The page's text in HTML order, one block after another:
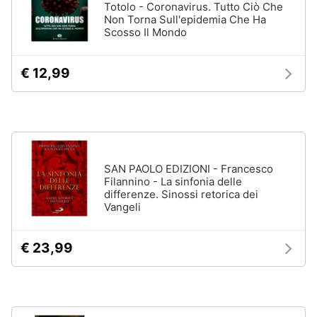
Assistenza
clienti
Totolo - Coronavirus. Tutto Ciò Che
Non Torna Sull'epidemia Che Ha
Scosso Il Mondo
€ 12,99
SAN PAOLO EDIZIONI - Francesco
Filannino - La sinfonia delle
differenze. Sinossi retorica dei
Vangeli
€ 23,99